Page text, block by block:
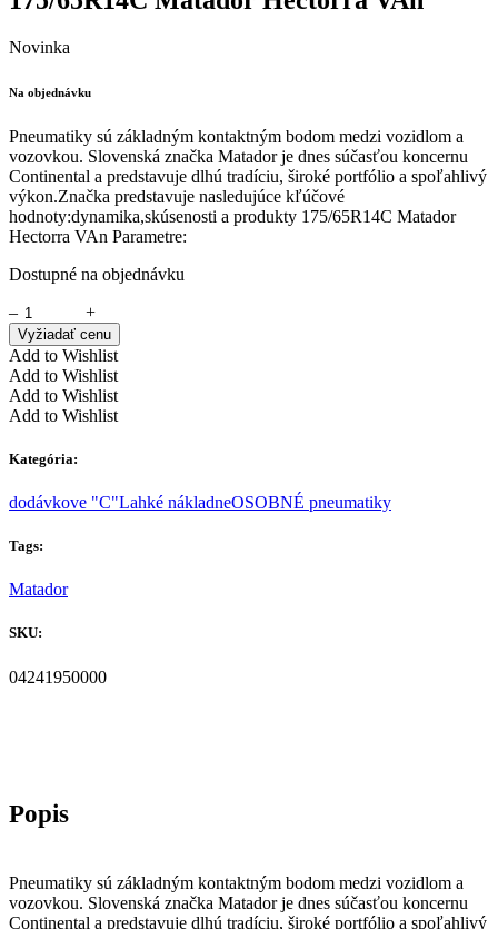
Novinka
Na objednávku
Pneumatiky sú základným kontaktným bodom medzi vozidlom a
vozovkou. Slovenská značka Matador je dnes súčasťou koncernu
Continental a predstavuje dlhú tradíciu, široké portfólio a spoľahlivý
výkon.Značka predstavuje nasledujúce kľúčové
hodnoty:dynamika,skúsenosti a produkty 175/65R14C Matador
Hectorra VAn Parametre:
Dostupné na objednávku
–
+
Vyžiadať cenu
Add to Wishlist
Add to Wishlist
Add to Wishlist
Add to Wishlist
Kategória:
dodávkove "C"Lahké nákladneOSOBNÉ pneumatiky
Tags:
Matador
SKU:
04241950000
Pneumatiky sú základným kontaktným bodom medzi vozidlom a
vozovkou. Slovenská značka Matador je dnes súčasťou koncernu
Continental a predstavuje dlhú tradíciu, široké portfólio a spoľahlivý